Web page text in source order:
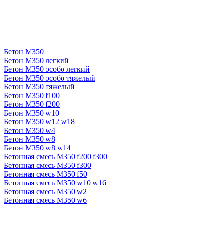
Бетон М350
Бетон М350 легкий
Бетон М350 особо легкий
Бетон М350 особо тяжелый
Бетон М350 тяжелый
Бетон М350 f100
Бетон М350 f200
Бетон М350 w10
Бетон М350 w12 w18
Бетон М350 w4
Бетон М350 w8
Бетон М350 w8 w14
Бетонная смесь М350 f200 f300
Бетонная смесь М350 f300
Бетонная смесь М350 f50
Бетонная смесь М350 w10 w16
Бетонная смесь М350 w2
Бетонная смесь М350 w6